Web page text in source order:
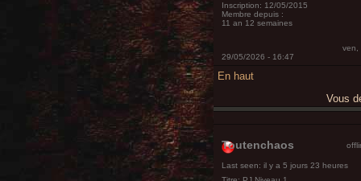
Inscription: 12/05/2015
Membre depuis :
11 an 12 semaines
ven,
29/05/2026 - 16:47
En haut
Vous
Toutenchaos
Last seen: il y a 5 jours 23 heures